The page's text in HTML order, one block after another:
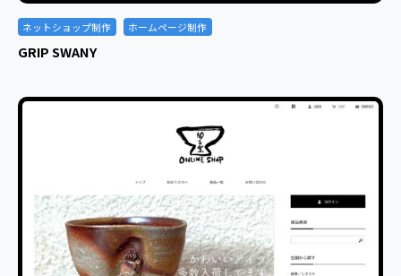
ネットショップ制作 ホームページ制作
GRIP SWANY